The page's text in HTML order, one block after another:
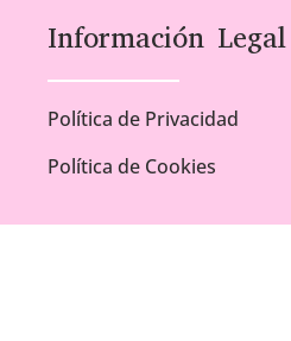
Información Legal
Política de Privacidad
Política de Cookies